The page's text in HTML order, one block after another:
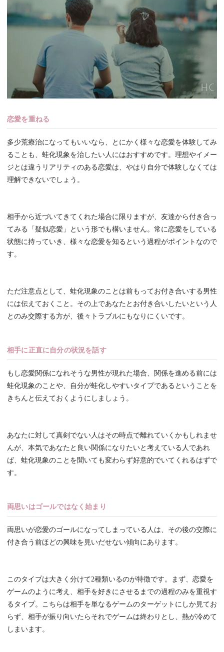
恋愛を重ねる
多少荒療治になってもいいなら、とにかく様々な恋愛を体験してみ
ることも、蛙化現象を治したい人にはおすすめです。理想やイメー
ジとは違うリアリティのある恋愛は、やはり自分で体験しなくては
理解できないでしょう。
相手から近づいてきてくれた場合に限りますが、友達から付き合っ
てみる「疑似恋愛」という形でも構いません。常に恋愛をしている
状態に持っていき、様々な恋愛を知るという過程がポイントなので
す。
ただ注意点として、蛙化現象のことは前もってお付き合いする男性
には伝えておくこと。その上であなたとお付き合いしたいという人
とのみ交際する方が、後々トラブルにもなりにくいです。
相手に正直に自分の状況を話す
もし恋愛関係になれそうな男性が現れた場合、関係を進める前には
蛙化現象のことや、自分が蛙化しやすいタイプであるということを
きちんと伝えておくようにしましょう。
あなたに対して真剣でない人はその時点で離れていくかもしれませ
んが、本気であなたと良い関係になりたいと考えている人であれ
ば、蛙化現象のことを聞いても変わらず好意的でいてくれるはずで
す。
両思いはゴールではなく始まり
両思いが恋愛のゴールになってしまっている人は、その後の交際に
付き合う前ほどの興味を見いだせない傾向にあります。
このタイプは大きく分けて2種類いるのが特徴です。まず、恋愛を
ゲームのように考え、相手を好きにさせるまでの過程のみを重視す
るタイプ。こちらは相手を単なるゲームのターゲットにしか見てお
らず、相手が振り向いたらそれでゲームは終わりとし、熱が冷めて
しまいます。